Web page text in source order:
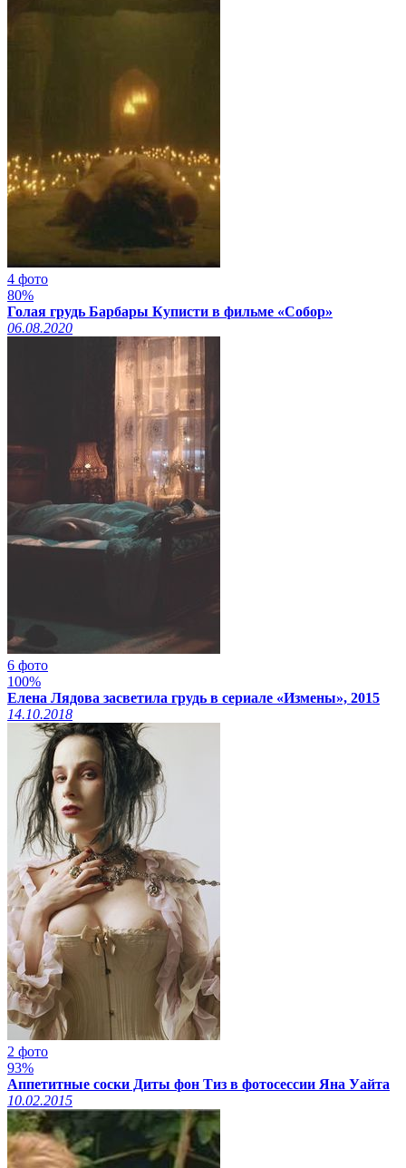
4 фото
80%
Голая грудь Барбары Куписти в фильме «Собор»
06.08.2020
6 фото
100%
Елена Лядова засветила грудь в сериале «Измены», 2015
14.10.2018
2 фото
93%
Аппетитные соски Диты фон Тиз в фотосессии Яна Уайта
10.02.2015